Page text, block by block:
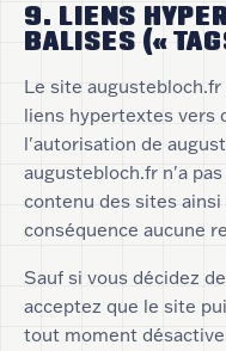
9. LIENS
BALISES («
Le site
liens hypertextes vers
l'autorisation de
augustebloch.fr n'a
contenu des sites
conséquence aucune
Sauf si vous décidez
acceptez que le site
tout moment